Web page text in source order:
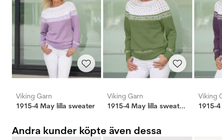
Viking Garn
1915-4 May lilla sweater
Viking Garn
1915-4 May lilla sweater grøn
Viking
Andra kunder köpte även dessa